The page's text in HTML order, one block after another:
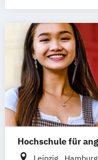
Münster
deutschlandweit
Hochschule für
Leipzig Hamburg